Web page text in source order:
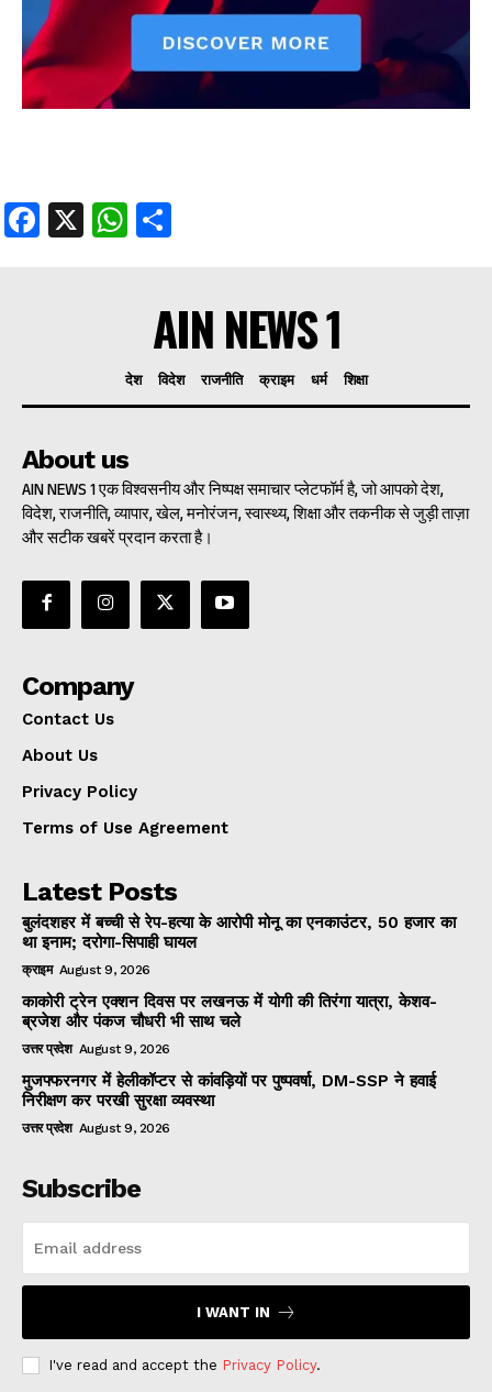
Facebook
X WhatsApp
AIN NEWS 1
देश विदेश राजनीति क्राइम धर्म शिक्षा
About us
AIN NEWS 1 एक विश्वसनीय और निष्पक्ष समाचार प्लेटफॉर्म है, जो आपको देश,
विदेश, राजनीति, व्यापार, खेल, मनोरंजन, स्वास्थ्य, शिक्षा और तकनीक से जुड़ी ताज़ा
और सटीक खबरें प्रदान करता है।
Company
Contact Us
About Us
Privacy Policy
Terms of Use Agreement
Latest Posts
बुलंदशहर में बच्ची से रेप-हत्या के आरोपी मोनू का एनकाउंटर, 50 हजार का
था इनाम; दरोगा-सिपाही घायल
क्राइम August 9, 2026
काकोरी ट्रेन एक्शन दिवस पर लखनऊ में योगी की तिरंगा यात्रा, केशव-
ब्रजेश और पंकज चौधरी भी साथ चले
उत्तर प्रदेश August 9, 2026
मुजफ्फरनगर में हेलीकॉप्टर से कांवड़ियों पर पुष्पवर्षा, DM-SSP ने हवाई
निरीक्षण कर परखी सुरक्षा व्यवस्था
उत्तर प्रदेश August 9, 2026
Subscribe
I WANT IN
I've read and accept the Privacy Policy.